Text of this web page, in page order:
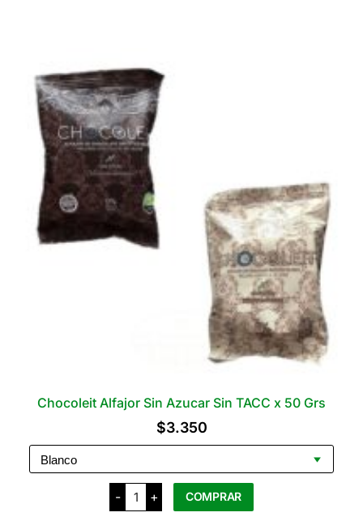
Chocoleit Alfajor Sin Azucar Sin TACC x 50 Grs
$3.350
-
Chocoleit
Alfajor
Sin
+ COMPRAR